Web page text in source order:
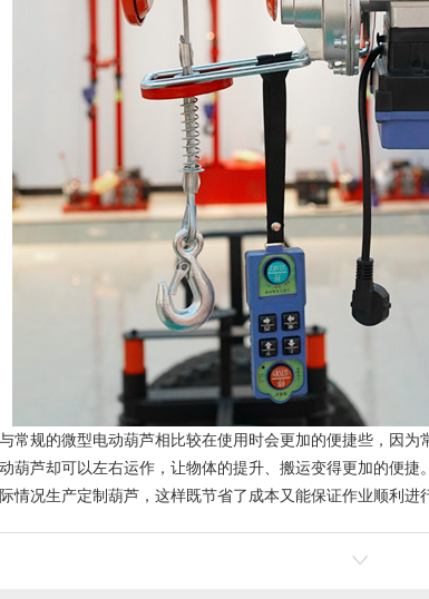
常规的微型电动葫芦相比较在使用时会更加的便捷些，因
葫芦却可以左右运作，让物体的提升、搬运变得更加的便
情况生产定制葫芦，这样既节省了成本又能保证作业顺利进